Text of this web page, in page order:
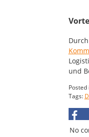
und
Posted
Tags:
No